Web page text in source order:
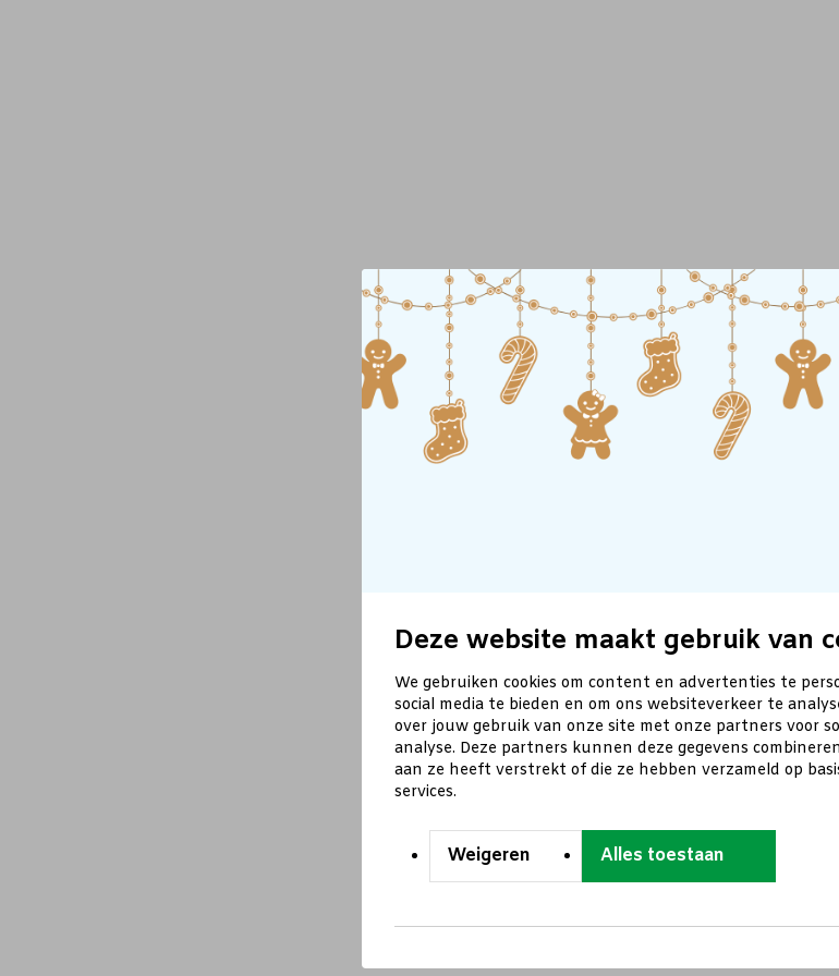
Deze website maakt gebruik van
We gebruiken cookies om content en advertenties te
social media te bieden en om ons websiteverkeer te
over jouw gebruik van onze site met onze partners voor
analyse. Deze partners kunnen deze gegevens
aan ze heeft verstrekt of die ze hebben verzameld op
services.
Weigeren Alles toestaan